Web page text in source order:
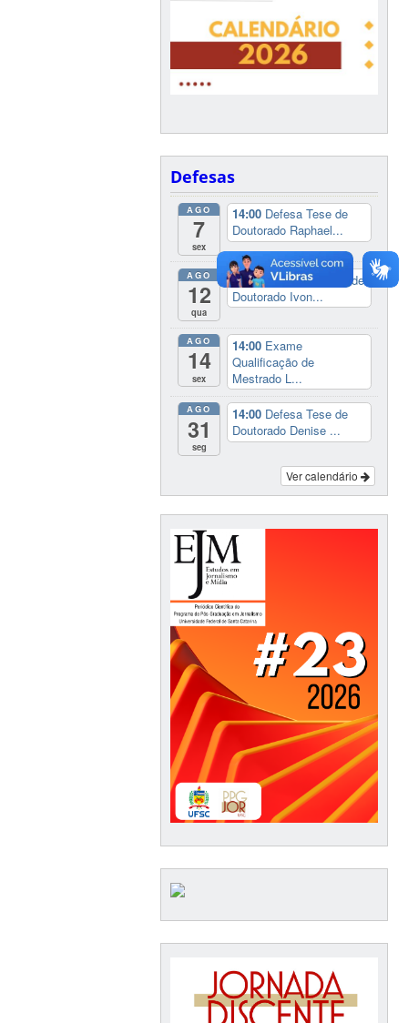
Defesas
AGO
7
sex
14:00 Defesa Tese de
Doutorado Raphael...
AGO
12
qua
08:30 Defesa de Tese de
Doutorado Ivon...
AGO
14
sex
14:00 Exame
Qualificação de
Mestrado L...
AGO
31
seg
14:00 Defesa Tese de
Doutorado Denise ...
Ver calendário